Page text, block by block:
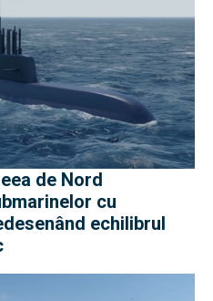
de Nord
cu
echilibrul